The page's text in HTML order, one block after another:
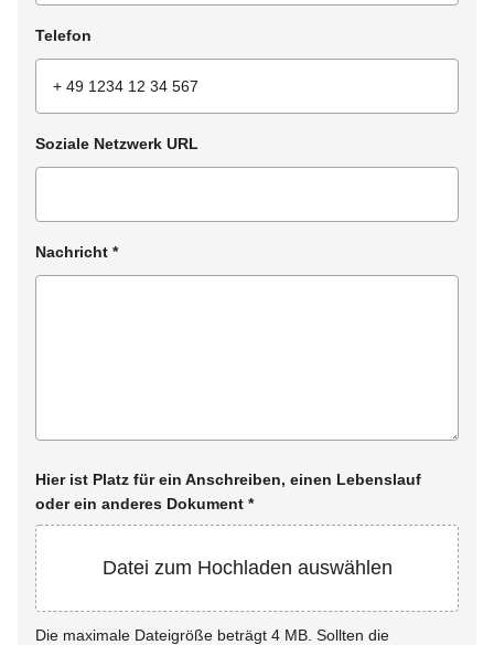
Telefon
Soziale Netzwerk URL
Nachricht *
Hier ist Platz für ein Anschreiben, einen Lebenslauf
oder ein anderes Dokument *
Datei zum Hochladen auswählen
Die maximale Dateigröße beträgt 4 MB. Sollten die